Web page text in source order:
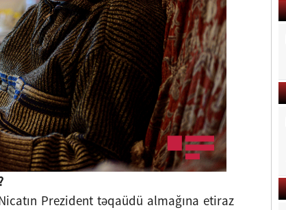
Prezident təqaüdü almağına etiraz